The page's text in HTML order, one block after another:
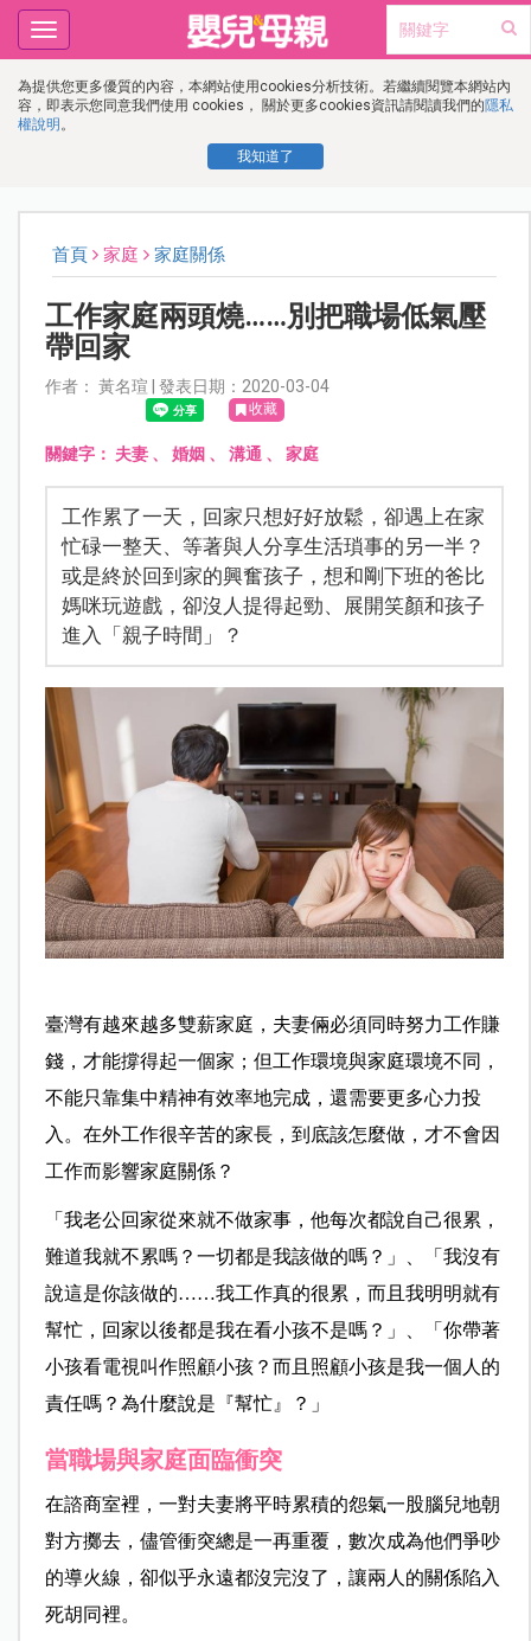
為提供您更多優質的內容，本網站使用cookies分析技術。若繼續閱覽本網站內
容，即表示您同意我們使用 cookies， 關於更多cookies資訊請閱讀我們的隱私
權說明 。
我知道了
Toggle
navigation
首頁 家庭 家庭關係
工作家庭兩頭燒……別把職場低氣壓
帶回家
作者： 黃名瑄 | 發表日期：2020-03-04
收藏
關鍵字： 夫妻、 婚姻 、 溝通 、 家庭
工作累了一天，回家只想好好放鬆，卻遇上在家
忙碌一整天、等著與人分享生活瑣事的另一半？
或是終於回到家的興奮孩子，想和剛下班的爸比
媽咪玩遊戲，卻沒人提得起勁、展開笑顏和孩子
進入「親子時間」？
臺灣有越來越多雙薪家庭，夫妻倆必須同時努力工作賺
錢，才能撐得起一個家；但工作環境與家庭環境不同，
不能只靠集中精神有效率地完成，還需要更多心力投
入。在外工作很辛苦的家長，到底該怎麼做，才不會因
工作而影響家庭關係？
「我老公回家從來就不做家事，他每次都說自己很累，
難道我就不累嗎？一切都是我該做的嗎？」、「我沒有
說這是你該做的……我工作真的很累，而且我明明就有
幫忙，回家以後都是我在看小孩不是嗎？」、「你帶著
小孩看電視叫作照顧小孩？而且照顧小孩是我一個人的
責任嗎？為什麼說是『幫忙』？」
當職場與家庭面臨衝突
在諮商室裡，一對夫妻將平時累積的怨氣一股腦兒地朝
對方擲去，儘管衝突總是一再重覆，數次成為他們爭吵
的導火線，卻似乎永遠都沒完沒了，讓兩人的關係陷入
死胡同裡。